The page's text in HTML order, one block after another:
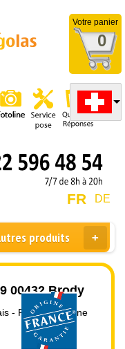
Votre panier
0
DE
FR
produits
00432 Brody
- Prix direct usine